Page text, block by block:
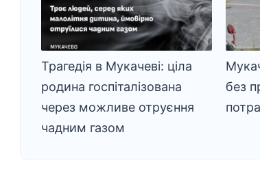
Трагедія в Мукачеві: ціла
родина госпіталізована
через можливе отруєння
чадним газом
без